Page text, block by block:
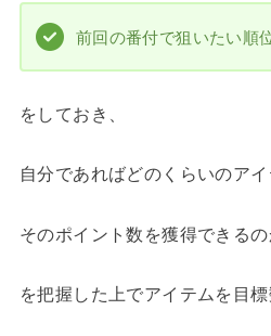
前回の番付で狙いたい順
をしておき、
自分であればどのくらいのア
そのポイント数を獲得できるの
を把握した上でアイテムを目